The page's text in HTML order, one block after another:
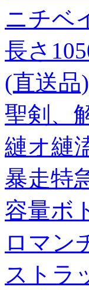
ニチベ
長さ
(直送品)
聖剣、
縺オ縺
暴走特
容量ボ
ロマン
ストラ